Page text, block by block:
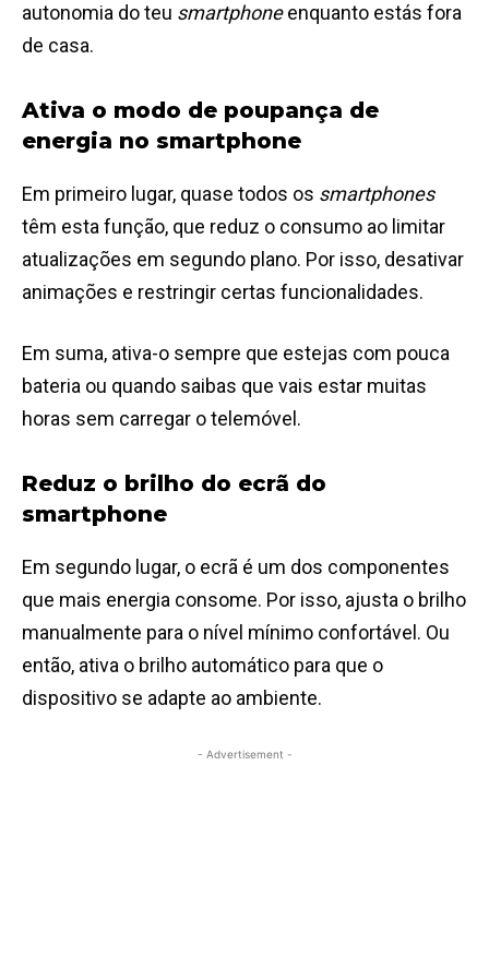
autonomia do teu smartphoneenquanto estás fora
de casa.
Ativa o modo de poupança de
energia no smartphone
Em primeiro lugar, quase todos os smartphones
têm esta função, que reduz o consumo ao limitar
atualizações em segundo plano. Por isso, desativar
animações e restringir certas funcionalidades.
Em suma, ativa-o sempre que estejas com pouca
bateria ou quando saibas que vais estar muitas
horas sem carregar o telemóvel.
Reduz o brilho do ecrã do
smartphone
Em segundo lugar, o ecrã é um dos componentes
que mais energia consome. Por isso, ajusta o brilho
manualmente para o nível mínimo confortável. Ou
então, ativa o brilho automático para que o
dispositivo se adapte ao ambiente.
- Advertisement -